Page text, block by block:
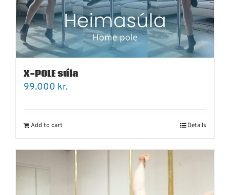
X-POLE súla
99.000 kr.
Add to cart Details